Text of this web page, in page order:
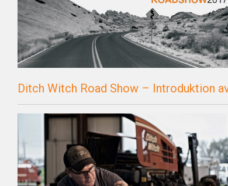
Ditch Witch Road Show – Introduktion